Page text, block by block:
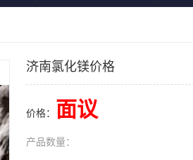
济南氯化镁价格
价格： 面议
产品数量：